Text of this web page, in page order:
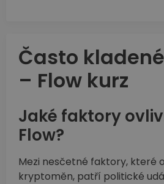
Často
– Flow kurz
Jaké faktory
Flow?
Mezi nesčetné faktory, které
kryptoměn, patří politické